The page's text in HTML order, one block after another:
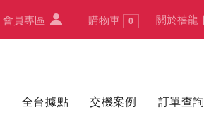
會員專區 購物車 0 關於禧龍
全台據點 交機案例 訂單查詢